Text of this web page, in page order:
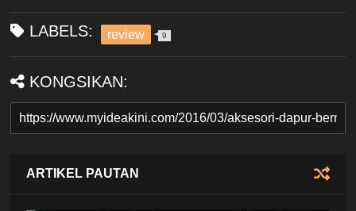
LABELS: review 9
KONGSIKAN:
ARTIKEL PAUTAN